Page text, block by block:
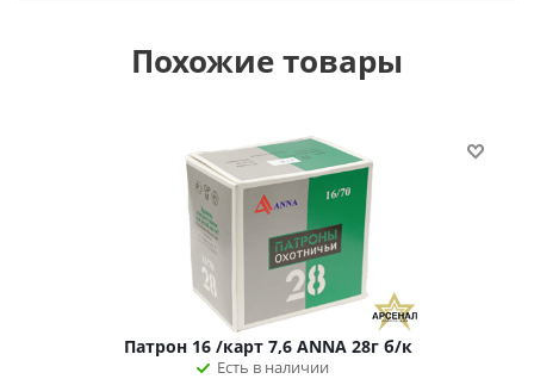
Похожие товары
Патрон 16 /карт 7,6 ANNA 28г б/к
Есть в наличии